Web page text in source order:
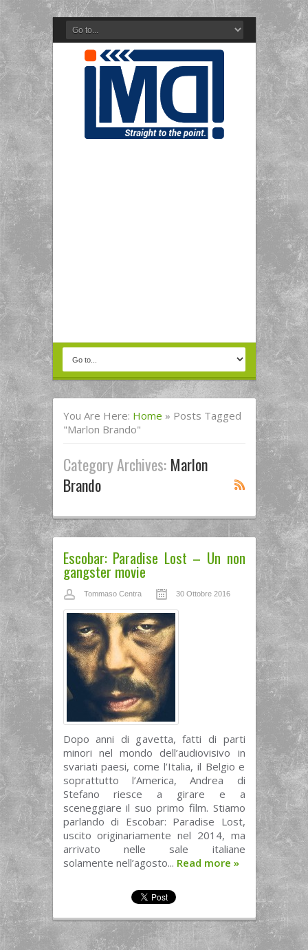
You Are Here: Home » Posts Tagged
"marlon Brando"
Category Archives: Marlon
Brando
Escobar: Paradise Lost – Un non
gangster movie
Tommaso Centra 30 Ottobre 2016
Dopo anni di gavetta, fatti di parti
minori nel mondo dell’audiovisivo in
svariati paesi, come l’Italia, il Belgio e
soprattutto l’America, Andrea di
Stefano riesce a girare e a
sceneggiare il suo primo film. Stiamo
parlando di Escobar: Paradise Lost,
uscito originariamente nel 2014, ma
arrivato nelle sale italiane
solamente nell’agosto... Read more »